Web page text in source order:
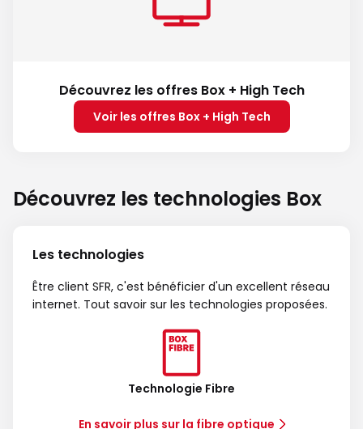
Découvrez les offres Box + High Tech
Voir les offres Box + High Tech
Découvrez les technologies Box
Les technologies
Être client SFR, c'est bénéficier d'un excellent réseau
internet. Tout savoir sur les technologies proposées.
Technologie Fibre
En savoir plus sur la fibre optique